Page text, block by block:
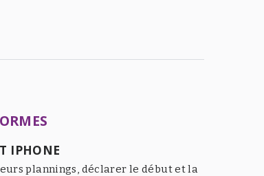
IPHONE
plannings, déclarer le début et la